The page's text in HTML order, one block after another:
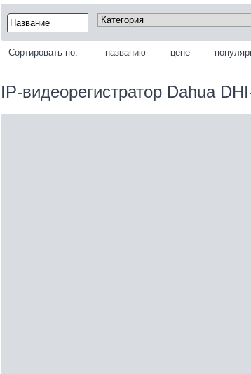
Сортировать по: названию цене
IP‑видеорегистратор Dahua